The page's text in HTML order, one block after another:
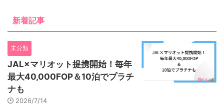
新着記事
未分類
JAL×マリオット提携開始！毎年
最大40,000FOP＆10泊でプラチ
ナも
2026/7/14